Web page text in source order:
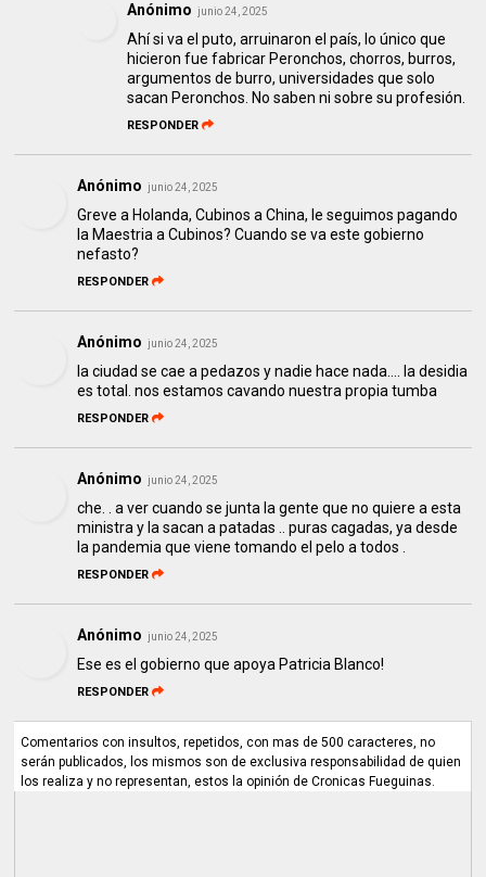
Anónimo junio 24, 2025
Ahí si va el puto, arruinaron el país, lo único que
hicieron fue fabricar Peronchos, chorros, burros,
argumentos de burro, universidades que solo
sacan Peronchos. No saben ni sobre su profesión.
RESPONDER
Anónimo junio 24, 2025
Greve a Holanda, Cubinos a China, le seguimos pagando
la Maestria a Cubinos? Cuando se va este gobierno
nefasto?
RESPONDER
Anónimo junio 24, 2025
la ciudad se cae a pedazos y nadie hace nada.... la desidia
es total. nos estamos cavando nuestra propia tumba
RESPONDER
Anónimo junio 24, 2025
che. . a ver cuando se junta la gente que no quiere a esta
ministra y la sacan a patadas .. puras cagadas, ya desde
la pandemia que viene tomando el pelo a todos .
RESPONDER
Anónimo junio 24, 2025
Ese es el gobierno que apoya Patricia Blanco!
RESPONDER
Comentarios con insultos, repetidos, con mas de 500 caracteres, no
serán publicados, los mismos son de exclusiva responsabilidad de quien
los realiza y no representan, estos la opinión de Cronicas Fueguinas.